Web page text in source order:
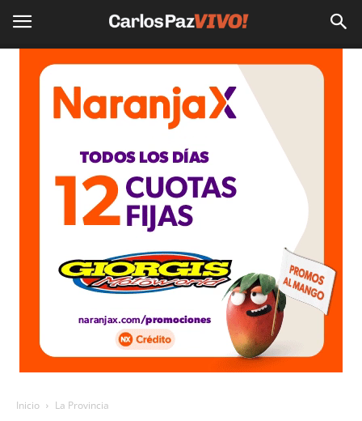
Inicio La Provincia